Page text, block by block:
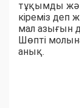
тұқымды
кіреміз
мал азығын
Шөпті
анық.